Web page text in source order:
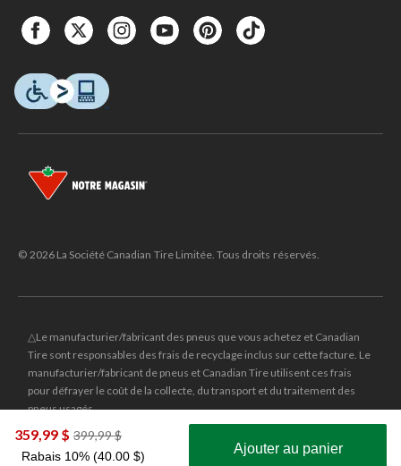
359,99 $ 399,99 $prix
était
Rabais 10% (40.00 $) Ajouter au panier
© 2026 La Société Canadian Tire Limitée. Tous droits réservés.
△Le manufacturier/fabricant des pneus que vous achetez et Canadian
Tire sont responsables des frais de recyclage inclus sur cette facture. Le
manufacturier/fabricant de pneus et Canadian Tire utilisent ces frais
pour défrayer le coût de la collecte, du transport et du traitement des
pneus usagés.
CANADIAN TIRE
marques de commerce déposées de la Société Canadian Tire Limitée.